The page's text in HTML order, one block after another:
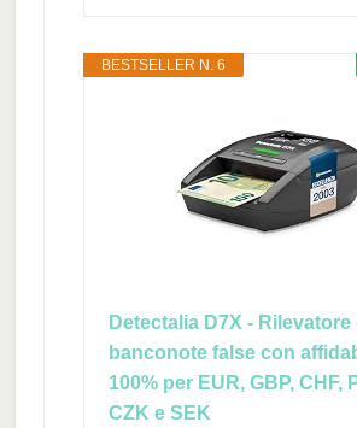
BESTSELLER N. 6
Detectalia D7X - Rilevatore
banconote false con
100% per EUR, GBP, CHF,
CZK e SEK